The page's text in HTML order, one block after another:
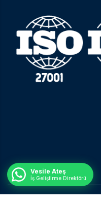
Vesile Ateş
İş Geliştirme Direktörü